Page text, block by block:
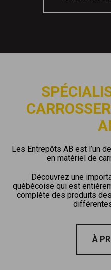
Les Entrepôts AB est l’un
en matériel de
Découvrez une
québécoise qui est
complète des produits
À